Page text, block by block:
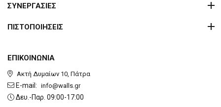
ΕΠΙΚΟΙΝΩΝΙΑ
Ακτή Δυμαίων 10, Πάτρα
E-mail: info@walls.gr
Δευ.-Παρ. 09:00-17:00
ΣΥΝΕΡΓΑΣΙΕΣ
ΠΙΣΤΟΠΟΙΗΣΕΙΣ